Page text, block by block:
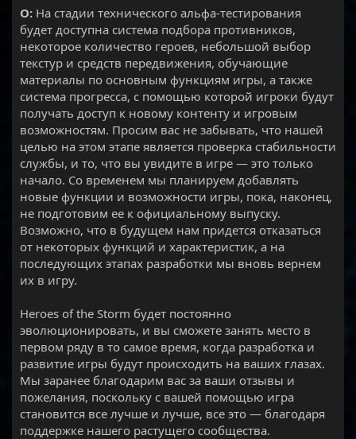
О: На стадии технического альфа-тестирования
будет доступна система подбора противников,
некоторое количество героев, небольшой выбор
текстур и средств передвижения, обучающие
материалы по основным функциям игры, а также
система прогресса, с помощью которой игроки будут
получать доступ к новому контенту и игровым
возможностям. Просим вас не забывать, что нашей
целью на этом этапе является проверка стабильности
службы, и то, что вы увидите в игре — это только
начало. Со временем мы планируем добавлять
новые функции и возможности игры, пока, наконец,
не подготовим ее к официальному выпуску.
Возможно, что в будущем нам придется отказаться
от некоторых функций и характеристик, а на
последующих этапах разработки мы вновь вернем
их в игру.
Heroes of the Storm будет постоянно
эволюционировать, и вы сможете занять место в
первом ряду в то самое время, когда разработка и
развитие игры будут происходить на ваших глазах.
Мы заранее благодарим вас за ваши отзывы и
пожелания, поскольку с вашей помощью игра
становится все лучше и лучше, все это — благодаря
поддержке нашего растущего сообщества.